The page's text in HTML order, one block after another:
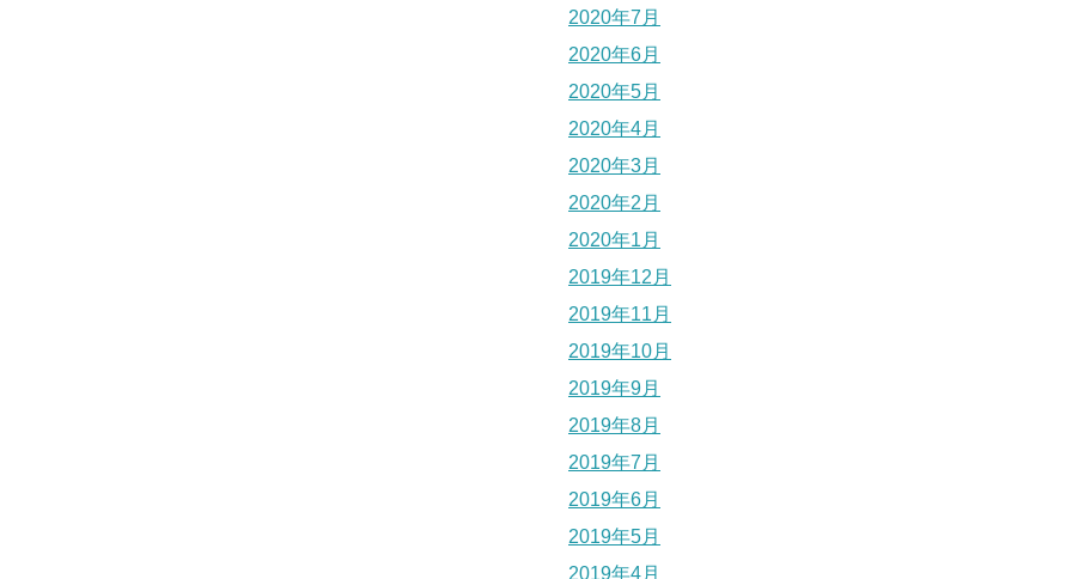
2020年7月
2020年6月
2020年5月
2020年4月
2020年3月
2020年2月
2020年1月
2019年12月
2019年11月
2019年10月
2019年9月
2019年8月
2019年7月
2019年6月
2019年5月
2019年4月